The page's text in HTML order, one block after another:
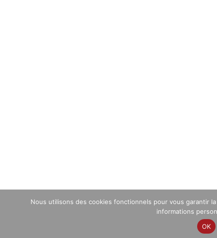
Nous utilisons des cookies fonctionnels pour vous garantir
informations
OK